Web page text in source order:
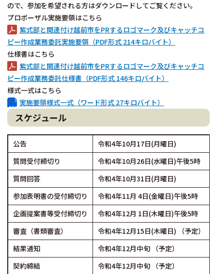
ので、参加を希望される方はダウンロードしてご覧ください。
プロポーザル実施要領はこちら
紫式部と関連付け越前市をPRするロゴマーク及びキャッチコ
ピー作成業務委託実施要領（PDF形式 214キロバイト）
仕様書はこちら
紫式部と関連付け越前市をPRするロゴマーク及びキャッチコ
ピー作成業務委託仕様書（PDF形式 146キロバイト）
様式一式はこちら
実施要領様式一式（ワード形式 27キロバイト）
スケジュール
公告
令和4年10月17日(月曜日)
質問受付締切り
令和4年10月26日(水曜日)午後5時
質問回答
令和4年10月31日(月曜日)
参加表明書の受付締切り
令和4年11月 4日(金曜日)午後5時
企画提案書等受付締切り
令和4年12月 1日(木曜日)午後5時
審査（書類審査）
令和4年12月15日(木曜日) （予定）
結果通知
令和4年12月中旬 （予定）
契約締結
令和4年12月中旬 （予定）